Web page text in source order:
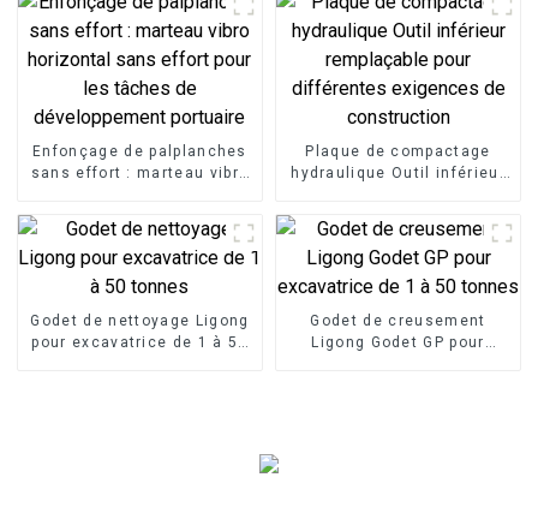
d'excavatrice conçu pour
une élimination puissante
et efficace des souches
Enfonçage de palplanches
sans effort : marteau vibro
développement portuaire
Plaque de compactage
hydraulique Outil inférieur
construction
Godet de nettoyage Ligong
pour excavatrice de 1 à 50
Godet de creusement
Ligong Godet GP pour